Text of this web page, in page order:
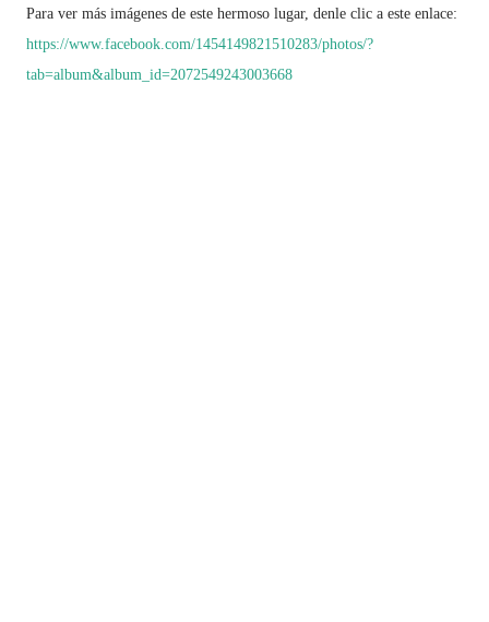
Para ver más imágenes de este hermoso lugar, denle clic a este enlace:
https://www.facebook.com/1454149821510283/photos/?
tab=album&album_id=2072549243003668